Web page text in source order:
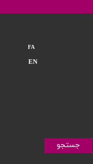
جستجو
FA